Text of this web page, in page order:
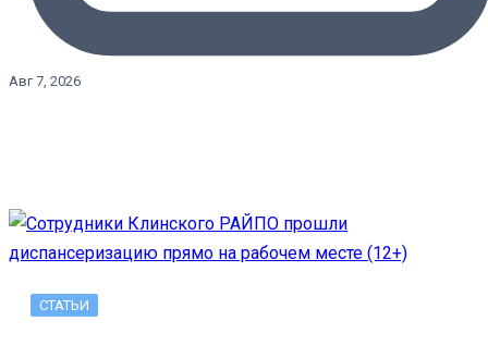
Авг 7, 2026
СТАТЬИ